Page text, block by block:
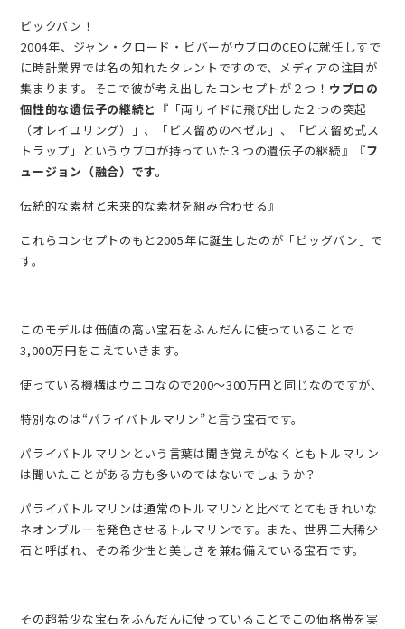
ビックバン！
2004年、ジャン・クロード・ビバーがウブロのCEOに就任しすで
に時計業界では名の知れたタレントですので、メディアの注目が
集まります。そこで彼が考え出したコンセプトが２つ！ ウブロの
個性的な遺伝子の継続と 『「両サイドに飛び出した２つの突起
（オレイユリング）」、「ビス留めのベゼル」、「ビス留め式ス
トラップ」というウブロが持っていた３つの遺伝子の継続』
『フ
ュージョン（融合）です。
伝統的な素材と未来的な素材を組み合わせる』
これらコンセプトのもと2005年に誕生したのが「ビッグバン」で
す。
このモデルは価値の高い宝石をふんだんに使っていることで
3,000万円をこえていきます。
使っている機構はウニコなので200～300万円と同じなのですが、
特別なのは“パライバトルマリン”と言う宝石です。
パライバトルマリンという言葉は聞き覚えがなくともトルマリン
は聞いたことがある方も多いのではないでしょうか？
パライバトルマリンは通常のトルマリンと比べてとてもきれいな
ネオンブルーを発色させるトルマリンです。また、世界三大稀少
石と呼ばれ、その希少性と美しさを兼ね備えている宝石です。
その超希少な宝石をふんだんに使っていることでこの価格帯を実